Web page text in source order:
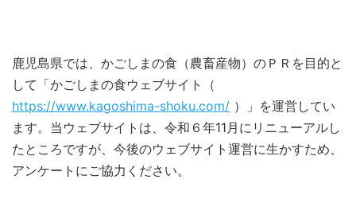
鹿児島県では、かごしまの食（農畜産物）のＰＲを目的と
して「かごしまの食ウェブサイト（
https://www.kagoshima-shoku.com/ ）」を運営してい
ます。当ウェブサイトは、令和６年11月にリニューアルし
たところですが、今後のウェブサイト運営に生かすため、
アンケートにご協力ください。